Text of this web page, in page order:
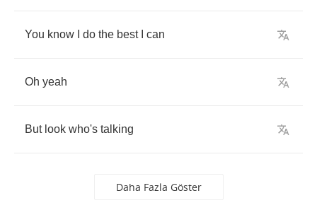
You know do the best can
Oh yeah
But look who's talking
Daha Fazla Göster